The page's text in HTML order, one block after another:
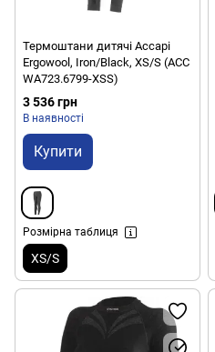
Термоштани дитячі Accapi
Ergowool, Iron/Black, XS/S (ACC
WА723.6799-XSS)
3 536 грн
В наявності
Купити
Розмірна таблиця
XS/S